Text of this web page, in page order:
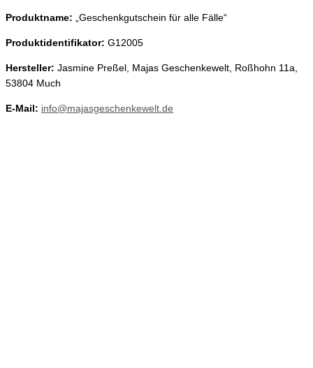
Produktname: „Geschenkgutschein für alle Fälle“
Produktidentifikator: G12005
Hersteller: Jasmine Preßel, Majas Geschenkewelt, Roßhohn 11a,
53804 Much
E-Mail: info@majasgeschenkewelt.de